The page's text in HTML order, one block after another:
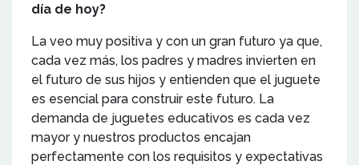
día de hoy?
La veo muy positiva y con un gran futuro ya que,
cada vez más, los padres y madres invierten en
el futuro de sus hijos y entienden que el juguete
es esencial para construir este futuro. La
demanda de juguetes educativos es cada vez
mayor y nuestros productos encajan
perfectamente con los requisitos y expectativas